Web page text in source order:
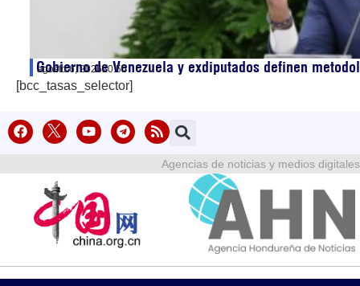
Gobierno de Venezuela y exdiputados definen
agosto 6, 202620:55
[bcc_tasas_selector]
Agencias de noticias y medios digitales